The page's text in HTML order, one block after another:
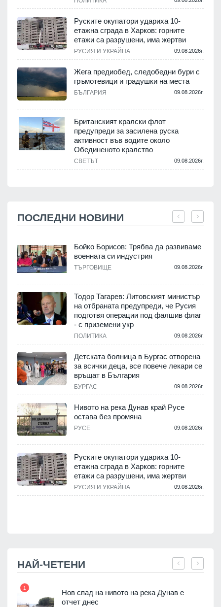
Руските окупатори удариха 10-
етажна сграда в Харков: горните
етажи са разрушени, има жертви
РУСИЯ И УКРАЙНА 09.08.2026г.
Жега предиобед, следобедни бури с
гръмотевици и градушки на места
БЪЛГАРИЯ 09.08.2026г.
Британският кралски флот
предупреди за засилена руска
активност във водите около
Обединеното кралство
СВЕТЪТ 09.08.2026г.
ПОСЛЕДНИ НОВИНИ
Бойко Борисов: Трябва да развиваме
военната си индустрия
ТЪРГОВИЩЕ 09.08.2026г.
Тодор Тагарев: Литовският министър
на отбраната предупреди, че Русия
подготвя операции под фалшив флаг
- с приземени укр
ПОЛИТИКА 09.08.2026г.
Детската болница в Бургас отворена
за всички деца, все повече лекари се
връщат в България
БУРГАС 09.08.2026г.
Нивото на река Дунав край Русе
остава без промяна
РУСЕ 09.08.2026г.
Руските окупатори удариха 10-
етажна сграда в Харков: горните
етажи са разрушени, има жертви
РУСИЯ И УКРАЙНА 09.08.2026г.
НАЙ-ЧЕТЕНИ
1
Нов спад на нивото на река Дунав е
отчет днес